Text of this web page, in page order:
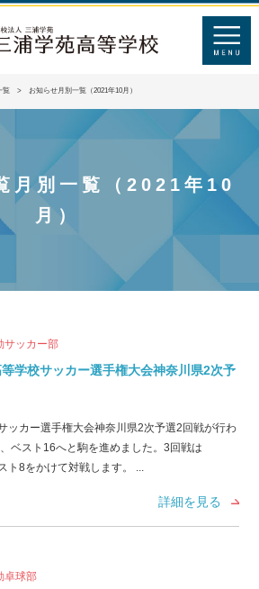
覧 > お知らせ月別一覧（2021年10月）
月別一覧（2021年10
月）
サッカー部
等学校サッカー選手権大会神奈川県2次予
ッカー選手権大会神奈川県2次予選2回戦が行わ
ベスト16へと駒を進めました。3回戦は
ト8をかけて対戦します。 ...
詳細を見る
卓球部